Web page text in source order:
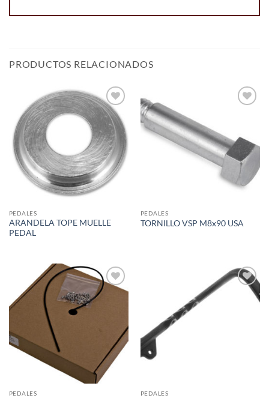
PRODUCTOS RELACIONADOS
Add to
wishlist
PEDALES
ARANDELA TOPE MUELLE
PEDAL
PEDALES
TORNILLO VSP M8x90 USA
Add to
PEDALES
Add to
PEDALES